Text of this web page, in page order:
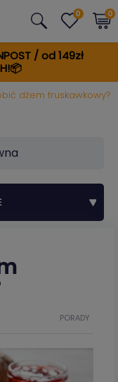
/ od 149zł
0 0
dżem truskawkowy?
PORADY